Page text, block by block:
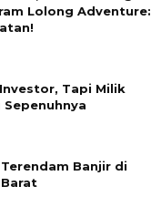
Lolong Adventure:
Tapi Milik
Banjir di
Barat